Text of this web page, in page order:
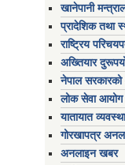
खानेपानी
प्रादेशिक तथा
राष्ट्रिय
अख्तियार
नेपाल सरकारको
लोक सेवा आयोग
यातायात
गोरखापत्र
अनलाइन खबर